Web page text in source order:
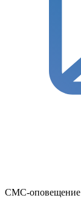
СМС-оповещение